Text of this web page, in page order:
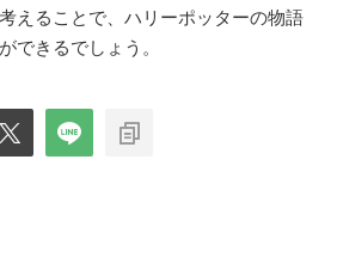
えることで、ハリーポッターの物語
できるでしょう。